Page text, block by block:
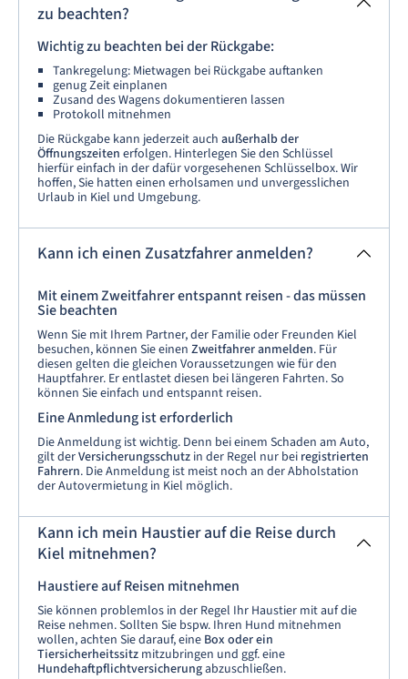
zu beachten?
Wichtig zu beachten bei der Rückgabe:
Tankregelung: Mietwagen bei Rückgabe auftanken
genug Zeit einplanen
Zusand des Wagens dokumentieren lassen
Protokoll mitnehmen
Die Rückgabe kann jederzeit auch außerhalb der
Öffnungszeiten erfolgen. Hinterlegen Sie den Schlüssel
hierfür einfach in der dafür vorgesehenen Schlüsselbox. Wir
hoffen, Sie hatten einen erholsamen und unvergesslichen
Urlaub in Kiel und Umgebung.
Kann ich einen Zusatzfahrer anmelden?
Mit einem Zweitfahrer entspannt reisen - das müssen
Sie beachten
Wenn Sie mit Ihrem Partner, der Familie oder Freunden Kiel
besuchen, können Sie einen Zweitfahrer anmelden. Für
diesen gelten die gleichen Voraussetzungen wie für den
Hauptfahrer. Er entlastet diesen bei längeren Fahrten. So
können Sie einfach und entspannt reisen.
Eine Anmledung ist erforderlich
Die Anmeldung ist wichtig. Denn bei einem Schaden am Auto,
gilt derVersicherungsschutz in der Regel nur bei registrierten
Fahrern. Die Anmeldung ist meist noch an der Abholstation
der Autovermietung in Kiel möglich.
Kann ich mein Haustier auf die Reise durch
Kiel mitnehmen?
Haustiere auf Reisen mitnehmen
Sie können problemlos in der Regel Ihr Haustier mit auf die
Reise nehmen. Sollten Sie bspw. Ihren Hund mitnehmen
wollen, achten Sie darauf, eine Box oder ein
Tiersicherheitssitz mitzubringen und ggf. eine
Hundehaftpflichtversicherungabzuschließen.